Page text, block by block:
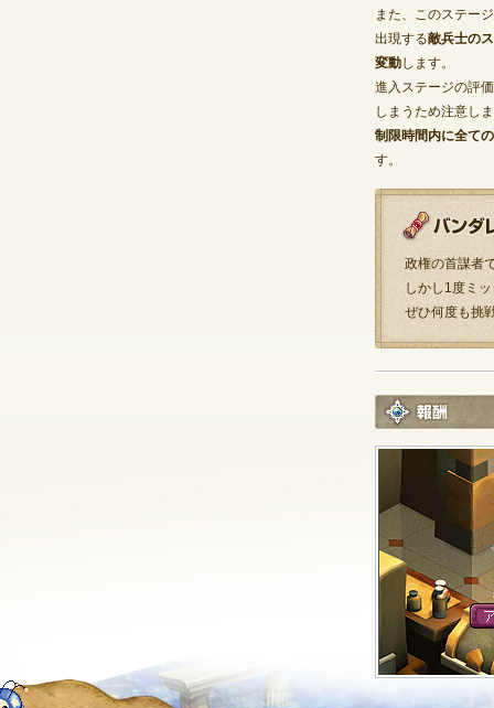
また、このステー
出現する敵兵士の
変動します。
進入ステージの評
しまうため注意し
制限時間内に全て
す。
政権の首謀者
しかし1度ミ
ぜひ何度も挑